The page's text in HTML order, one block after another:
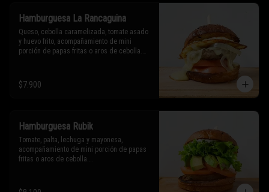
Hamburguesa La Rancaguina
Queso, cebolla caramelizada, tomate asado
y huevo frito, acompañamiento de mini
porción de papas fritas o aros de cebolla.
Sólo puedes solicitar eliminar un
ingrediente.
$7.900
Hamburguesa Rubik
Tomate, palta, lechuga y mayonesa,
acompañamiento de mini porción de papas
fritas o aros de cebolla.
* Los ingredientes no son intercambiables.